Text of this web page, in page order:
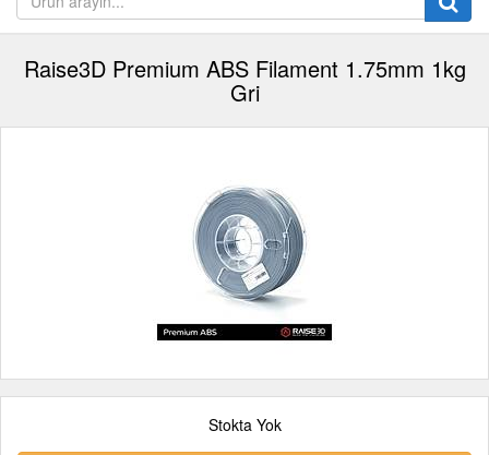
Raise3D Premium ABS Filament 1.75mm 1kg
Gri
Stokta Yok